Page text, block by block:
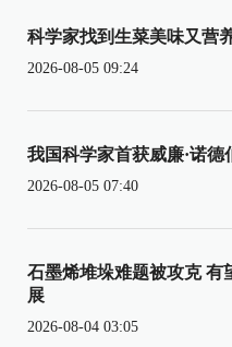
科学家找到生菜美味又营
2026-08-05 09:24
我国科学家首获威廉·诺德
2026-08-05 07:40
石墨烯堆垛难题被攻克 有
展
2026-08-04 03:05